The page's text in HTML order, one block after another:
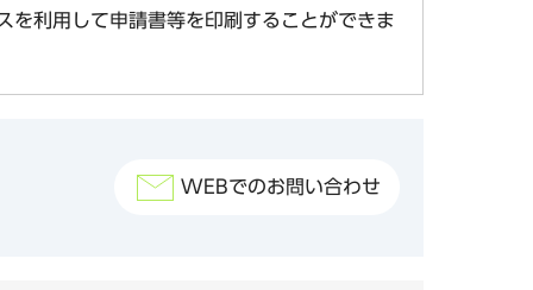
を利用して申請書等を印刷することができま
WEBでのお問い合わせ